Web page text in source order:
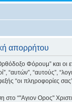
απορρήτου
Φόρουμ” και οι
“αυτών”, “αυτούς”,
“οι πληροφορίες
“"Αγιον Ορος"